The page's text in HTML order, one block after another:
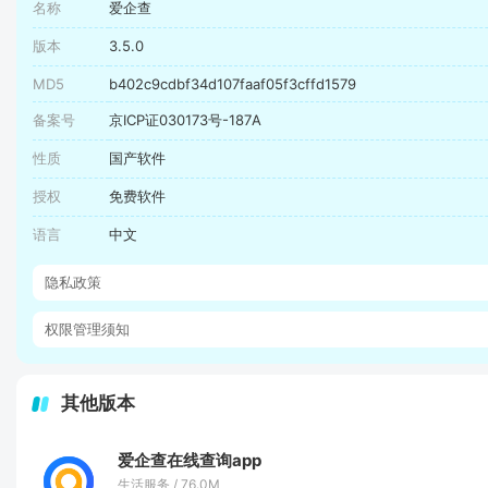
名称 爱企查
版本 3.5.0
MD5 b402c9cdbf34d107faaf05f3cffd1579
备案号 京ICP证030173号-187A
性质 国产软件
授权 免费软件
语言 中文
隐私政策
权限管理须知
其他版本
爱企查在线查询app
生活服务 / 76.0M